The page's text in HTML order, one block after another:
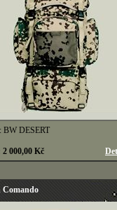
BW DESERT
2 000,00 Kč
Comando